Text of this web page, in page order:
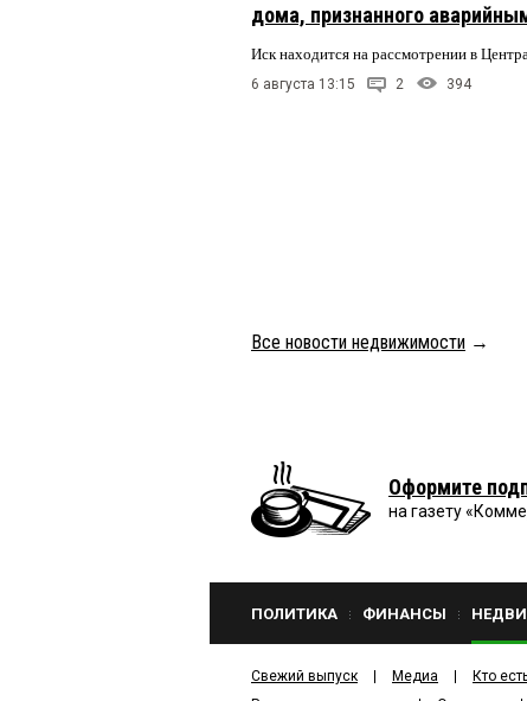
дома, признанного
Иск находится на рассмотрении в
6 августа 13:15 2 394
Все новости недвижимости →
Оформите
на газету
ПОЛИТИКА ФИНАНСЫ
Свежий выпуск Медиа Кто